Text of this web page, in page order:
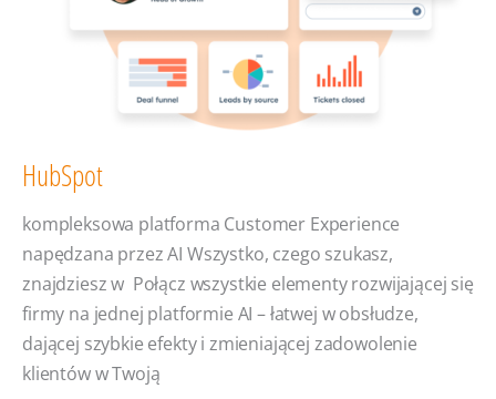
HubSpot
kompleksowa platforma Customer Experience
napędzana przez AI Wszystko, czego szukasz,
znajdziesz w Połącz wszystkie elementy rozwijającej się
firmy na jednej platformie AI – łatwej w obsłudze,
dającej szybkie efekty i zmieniającej zadowolenie
klientów w Twoją